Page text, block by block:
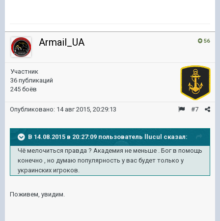
56
Armail_UA
Участник
36 публикаций
245 боёв
#7
Опубликовано: 14 авг 2015, 20:29:13
В 14.08.2015 в 20:27:09 пользователь llucul сказал:
Чё мелочиться правда ? Академия не меньше . Бог в помощь
конечно , но думаю популярность у вас будет только у
украинских игроков.
Поживем, увидим.